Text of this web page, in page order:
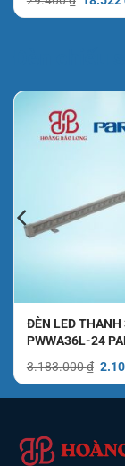
là:
ĐÈN LED THANH
PWWA36L-24
3.183.000₫ Giá
là: